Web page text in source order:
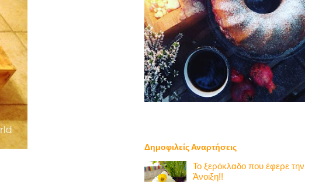
Δημοφιλείς Αναρτήσεις
Το ξερόκλαδο που έφερε την
Άνοιξη!!